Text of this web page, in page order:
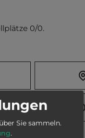
0/0.
Sie sammeln.
.